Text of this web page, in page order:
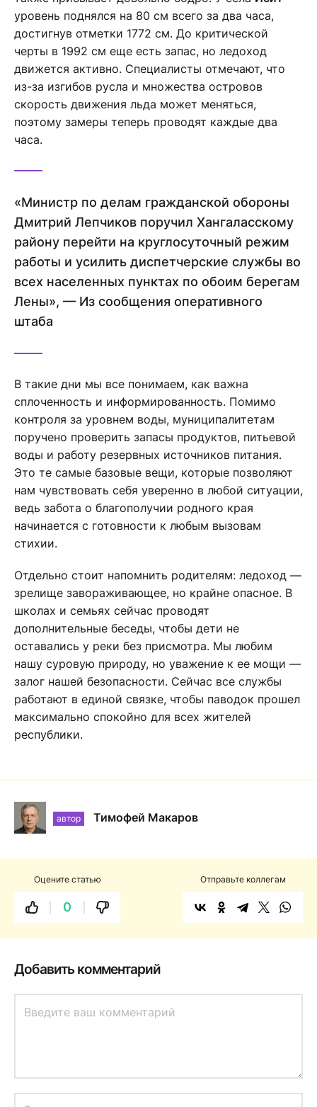
уровень поднялся на 80 см всего за два часа,
достигнув отметки 1772 см. До критической
черты в 1992 см еще есть запас, но ледоход
движется активно. Специалисты отмечают, что
из-за изгибов русла и множества островов
скорость движения льда может меняться,
поэтому замеры теперь проводят каждые два
часа.
«Министр по делам гражданской обороны
Дмитрий Лепчиков поручил Хангаласскому
району перейти на круглосуточный режим
работы и усилить диспетчерские службы во
всех населенных пунктах по обоим берегам
Лены», — Из сообщения оперативного
штаба
В такие дни мы все понимаем, как важна
сплоченность и информированность. Помимо
контроля за уровнем воды, муниципалитетам
поручено проверить запасы продуктов, питьевой
воды и работу резервных источников питания.
Это те самые базовые вещи, которые позволяют
нам чувствовать себя уверенно в любой ситуации,
ведь забота о благополучии родного края
начинается с готовности к любым вызовам
стихии.
Отдельно стоит напомнить родителям: ледоход —
зрелище завораживающее, но крайне опасное. В
школах и семьях сейчас проводят
дополнительные беседы, чтобы дети не
оставались у реки без присмотра. Мы любим
нашу суровую природу, но уважение к ее мощи —
залог нашей безопасности. Сейчас все службы
работают в единой связке, чтобы паводок прошел
максимально спокойно для всех жителей
республики.
автор Тимофей Макаров
Оцените статью
0
Отправьте коллегам
Добавить комментарий